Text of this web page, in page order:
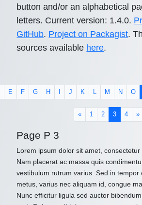
button and/or an alphabetical
letters. Current version: 1.4.0.
GitHub. Project on Packagist.
sources available here.
E F G H J K L M N O
« 1 2 3(current)
4 »
Page P 3
Lorem ipsum dolor sit amet, consectetur
Nam placerat ac massa quis
vestibulum rutrum varius. Sed in tempor
metus, varius nec aliquam id, congue
Nunc efficitur ligula sed auctor